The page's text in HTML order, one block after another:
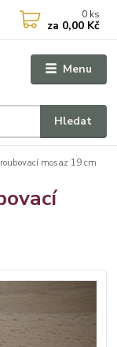
Menu
Hledat
0 ks
za 0,00 Kč
mosaz 19 cm